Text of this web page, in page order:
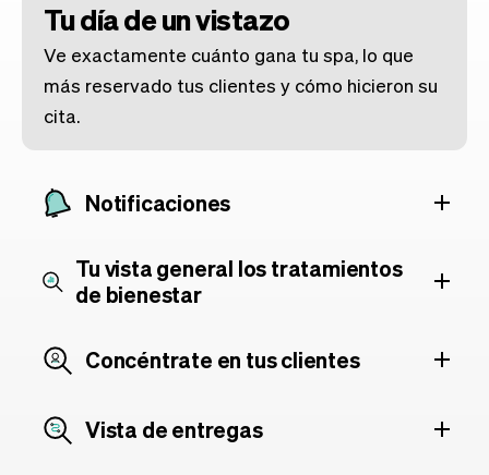
Tu día de un vistazo
Ve exactamente cuánto gana tu spa, lo que
más reservado tus clientes y cómo hicieron su
cita.
Notificaciones
Tu vista general los tratamientos
de bienestar
Concéntrate en tus clientes
Vista de entregas